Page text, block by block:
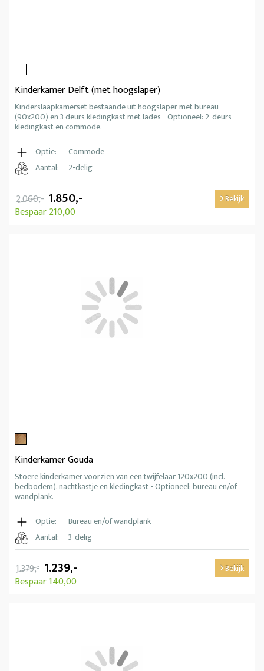
Kinderkamer Delft (met hoogslaper)
Kinderslaapkamerset bestaande uit hoogslaper met bureau
(90x200) en 3 deurs kledingkast met lades - Optioneel: 2-deurs
kledingkast en commode.
Optie:
Commode
Aantal:
2-delig
2.060,- 1.850,-
Bespaar 210,00
Bekijk
Kinderkamer Gouda
Stoere kinderkamer voorzien van een twijfelaar 120x200 (incl.
bedbodem), nachtkastje en kledingkast - Optioneel: bureau en/of
wandplank.
Optie:
Bureau en/of wandplank
Aantal:
3-delig
1.379,- 1.239,-
Bespaar 140,00
Bekijk